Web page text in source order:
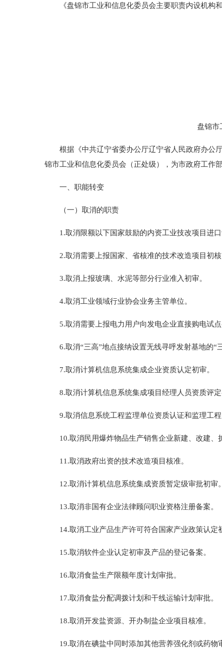
《盘锦市工业和信息化委员会主要职责内设机构
盘锦市
根据《中共辽宁省委办公厅辽宁省人民政府办公厅
锦市工业和信息化委员会（正处级），为市政府工作
一、职能转变
（一）取消的职责
1.取消限额以下国家鼓励的内资工业技改项目进口
2.取消需要上报国家、省核准的技术改造项目初
3.取消上报玻璃、水泥等部分行业准入初审。
4.取消工业领域行业协会业务主管单位。
5.取消需要上报电力用户向发电企业直接购电试点
6.取消“三高”地点接纳设置无线寻呼发射基地的“
7.取消计算机信息系统集成企业资质认定初审。
8.取消计算机信息系统集成项目经理人员资质评定
9.取消信息系统工程监理单位资质认证和监理工程
10.取消民用爆炸物品生产销售企业新建、改建、
11.取消政府出资的技术改造项目核准。
12.取消计算机信息系统集成资质暂定级审批初审
13.取消非国有企业法律顾问职业资格注册备案。
14.取消工业产品生产许可符合国家产业政策认定
15.取消软件企业认定初审及产品的登记备案。
16.取消食盐生产限额年度计划审批。
17.取消食盐分配调拨计划和干线运输计划审批。
18.取消开发盐资源、开办制盐企业项目核准。
19.取消在碘盐中同时添加其他营养强化剂或药物